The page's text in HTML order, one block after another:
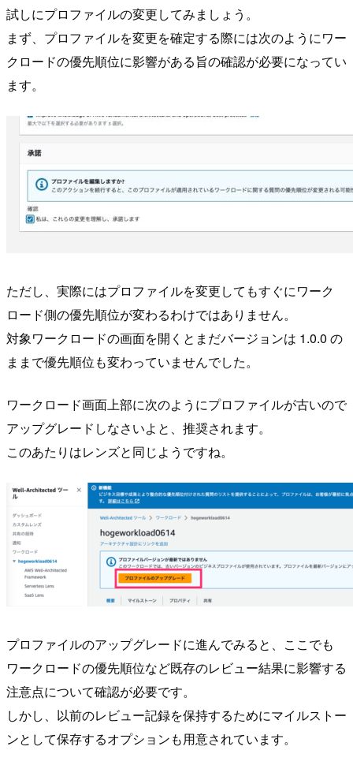
試しにプロファイルの変更してみましょう。
まず、プロファイルを変更を確定する際には次のようにワー
クロードの優先順位に影響がある旨の確認が必要になってい
ます。
ただし、実際にはプロファイルを変更してもすぐにワーク
ロード側の優先順位が変わるわけではありません。
対象ワークロードの画面を開くとまだバージョンは 1.0.0 の
ままで優先順位も変わっていませんでした。
ワークロード画面上部に次のようにプロファイルが古いので
アップグレードしなさいよと、推奨されます。
このあたりはレンズと同じようですね。
プロファイルのアップグレードに進んでみると、ここでも
ワークロードの優先順位など既存のレビュー結果に影響する
注意点について確認が必要です。
しかし、以前のレビュー記録を保持するためにマイルストー
ンとして保存するオプションも用意されています。